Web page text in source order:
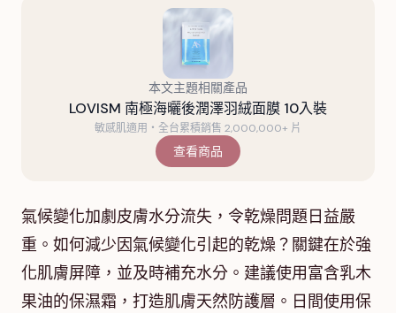
本文主題相關產品
LOVISM 南極海曬後潤澤羽絨面膜 10入裝
敏感肌適用・全台累積銷售 2,000,000+ 片
查看商品
氣候變化加劇皮膚水分流失，令乾燥問題日益嚴
重。如何減少因氣候變化引起的乾燥？關鍵在於強
化肌膚屏障，並及時補充水分。建議使用富含乳木
果油的保濕霜，打造肌膚天然防護層。日間使用保